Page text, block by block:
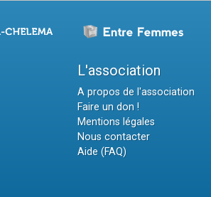
L'association
A propos de l'association
Faire un don !
Mentions légales
Nous contacter
Aide (FAQ)